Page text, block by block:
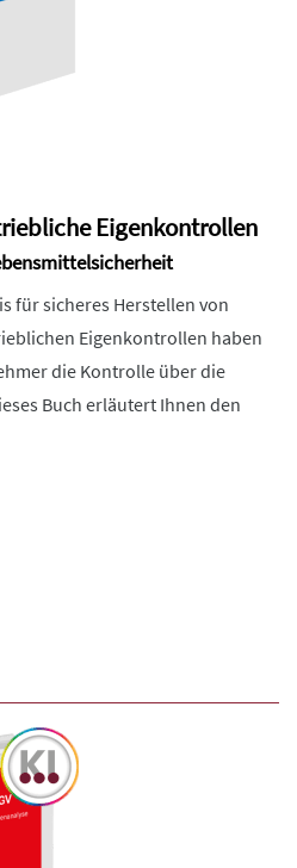
Eigenkontrollen
für sicheres Herstellen von
Eigenkontrollen haben
die Kontrolle über die
Buch erläutert Ihnen den